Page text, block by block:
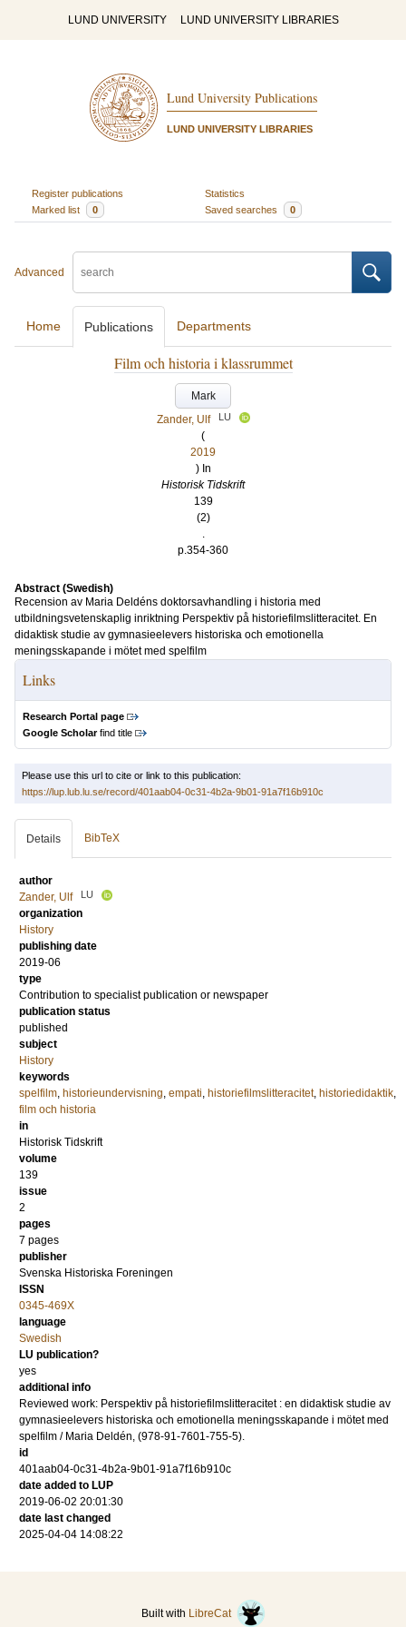
LUND UNIVERSITY LUND UNIVERSITY LIBRARIES
Lund University Publications
LUND UNIVERSITY LIBRARIES
Register publications
Statistics
Marked list
0 Saved searches 0
Advanced
Home Publications Departments
Film och historia i klassrummet
Mark
Zander, Ulf
LU
(
2019
) In
Historisk Tidskrift
139
(2)
.
p.354-360
Abstract (Swedish)
Recension av Maria Deldéns doktorsavhandling i historia med
utbildningsvetenskaplig inriktning Perspektiv på historiefilmslitteracitet. En
didaktisk studie av gymnasieelevers historiska och emotionella
meningsskapande i mötet med spelfilm
Links
Research Portal page
Google Scholarfind title
Please use this url to cite or link to this publication:
https://lup.lub.lu.se/record/401aab04-0c31-4b2a-9b01-91a7f16b910c
Details BibTeX
author
Zander, Ulf
LU
organization
History
publishing date
2019-06
type
Contribution to specialist publication or newspaper
publication status
published
subject
History
keywords
spelfilm, historieundervisning, empati, historiefilmslitteracitet, historiedidaktik,
film och historia
in
Historisk Tidskrift
volume
139
issue
2
pages
7 pages
publisher
Svenska Historiska Foreningen
ISSN
0345-469X
language
Swedish
LU publication?
yes
additional info
Reviewed work: Perspektiv på historiefilmslitteracitet : en didaktisk studie av
gymnasieelevers historiska och emotionella meningsskapande i mötet med
spelfilm / Maria Deldén, (978-91-7601-755-5).
id
401aab04-0c31-4b2a-9b01-91a7f16b910c
date added to LUP
2019-06-02 20:01:30
date last changed
2025-04-04 14:08:22
Built with LibreCat